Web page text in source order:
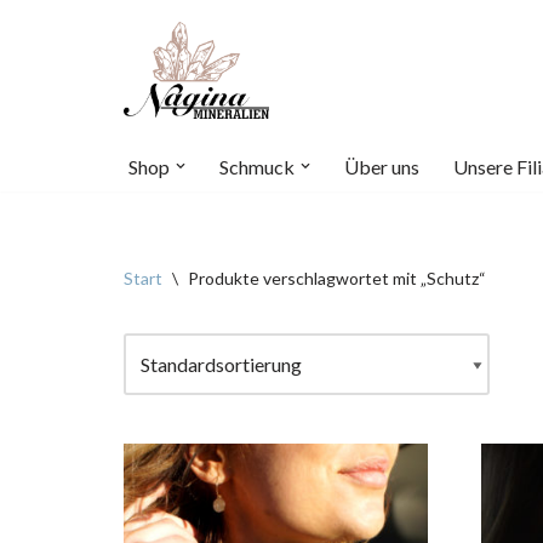
Shop
Schmuck Über uns Unsere
Start \ Produkte verschlagwortet mit „Schutz“